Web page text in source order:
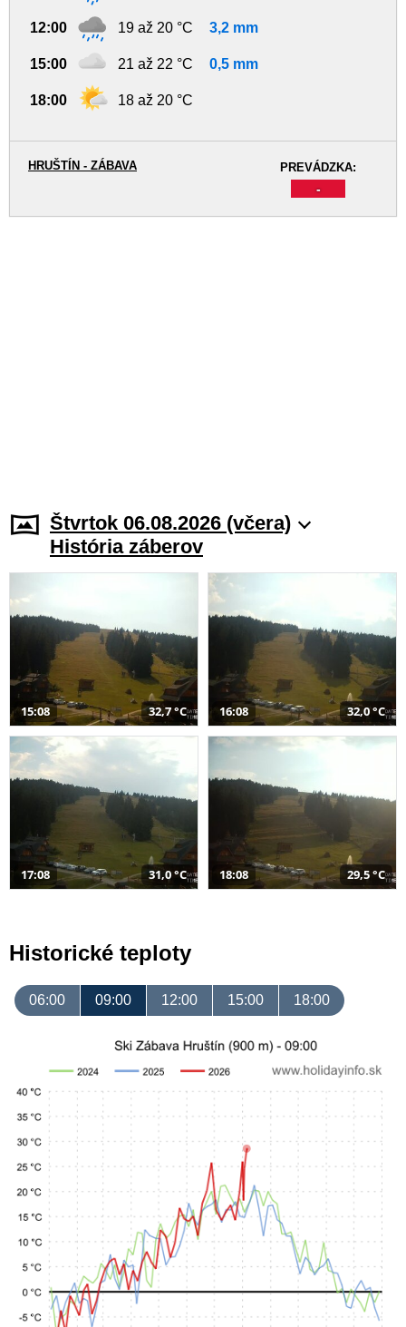
12:00 19 až 20 °C 3,2 mm
15:00 21 až 22 °C 0,5 mm
18:00 18 až 20 °C
PREVÁDZKA:
-
HRUŠTÍN - ZÁBAVA
Štvrtok 06.08.2026 (včera)
História záberov
15:08 32,7 °C 16:08 32,0 °C
17:08 31,0 °C 18:08 29,5 °C
Historické teploty
06:00 09:00 12:00 15:00 18:00